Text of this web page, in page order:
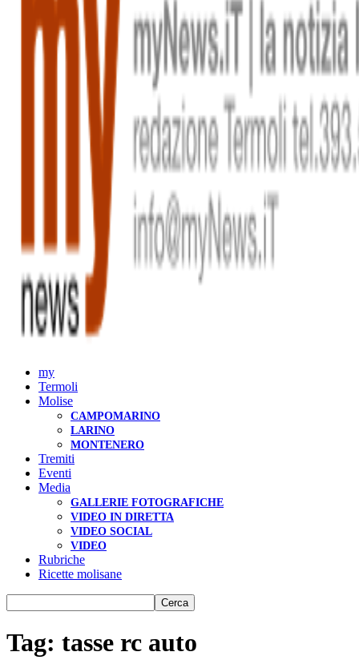
my
Termoli
Molise
CAMPOMARINO
LARINO
MONTENERO
Tremiti
Eventi
Media
GALLERIE FOTOGRAFICHE
VIDEO IN DIRETTA
VIDEO SOCIAL
VIDEO
Rubriche
Ricette molisane
Tag: tasse rc auto